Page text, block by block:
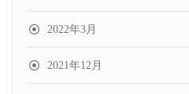
2022年3月
2021年12月